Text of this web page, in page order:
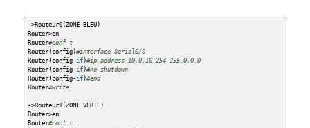
->Routeur0 (ZONE BLEU)
Router>en
Router#conf t
Router (config)#interface Serial0/0
Router (config-if)#ip address 10.0.10.254 255.0.0.0
Router (config-if)#no shutdown
Router (config-if)#end
Router#write
->Routeur1 (ZONE VERTE)
Router>en
Router#conf t